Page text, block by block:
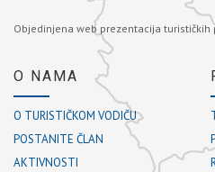
Objedinjena web prezentacija turističkih
O NAMA
O TURISTIČKOM VODIČU
POSTANITE ČLAN
AKTIVNOSTI